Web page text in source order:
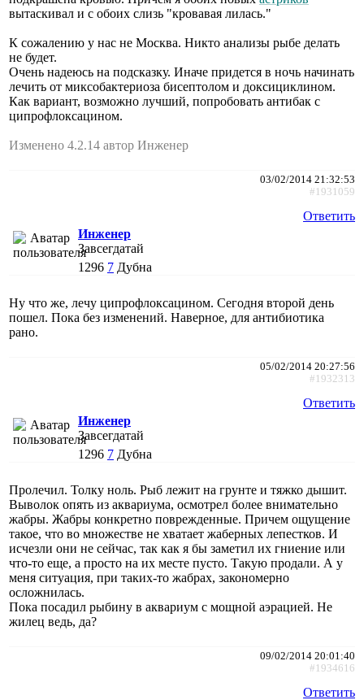
вытаскивал и с обоих слизь "кровавая лилась."
К сожалению у нас не Москва. Никто анализы рыбе делать
не будет.
Очень надеюсь на подсказку. Иначе придется в ночь начинать
лечить от миксобактериоза бисептолом и доксициклином.
Как вариант, возможно лучший, попробовать антибак с
ципрофлоксацином.
Изменено 4.2.14 автор Инженер
03/02/2014 21:32:53
#1931059
Ответить
Инженер
Завсегдатай
1296 7 Дубна
Ну что же, лечу ципрофлоксацином. Сегодня второй день
пошел. Пока без изменений. Наверное, для антибиотика
рано.
05/02/2014 20:27:56
#1932313
Ответить
Инженер
Завсегдатай
1296 7 Дубна
Пролечил. Толку ноль. Рыб лежит на грунте и тяжко дышит.
Выволок опять из аквариума, осмотрел более внимательно
жабры. Жабры конкретно поврежденные. Причем ощущение
такое, что во множестве не хватает жаберных лепестков. И
исчезли они не сейчас, так как я бы заметил их гниение или
что-то еще, а просто на их месте пусто. Такую продали. А у
меня ситуация, при таких-то жабрах, закономерно
осложнилась.
Пока посадил рыбину в аквариум с мощной аэрацией. Не
жилец ведь, да?
09/02/2014 20:01:40
#1934616
Ответить